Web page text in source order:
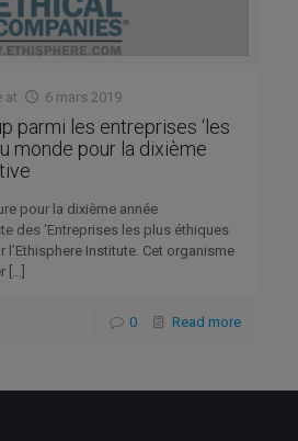
at 6 mars 2019
parmi les entreprises ‘les
monde pour la dixième
pour la dixième année
des ‘Entreprises les plus éthiques
l’Ethisphere Institute. Cet organisme
[…]
0 Read more